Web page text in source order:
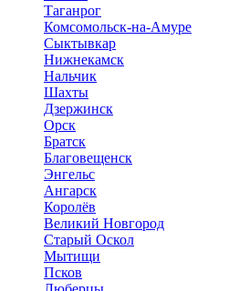
Таганрог
Комсомольск-на-Амуре
Сыктывкар
Нижнекамск
Нальчик
Шахты
Дзержинск
Орск
Братск
Благовещенск
Энгельс
Ангарск
Королёв
Великий Новгород
Старый Оскол
Мытищи
Псков